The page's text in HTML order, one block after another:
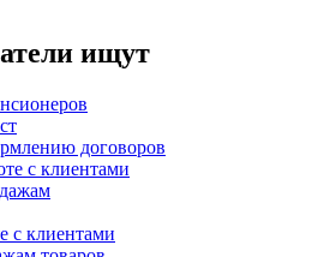
ищут
договоров
с клиентами
с клиентами